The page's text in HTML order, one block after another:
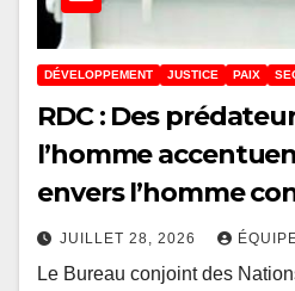
DÉVELOPPEMENT JUSTICE PAIX
RDC : Des
l’homme
envers l’homme
JUILLET 28, 2026
Le Bureau conjoint des